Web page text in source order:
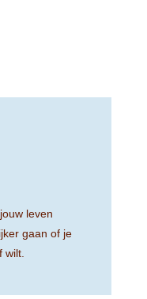
leven
gaan of je
wilt.